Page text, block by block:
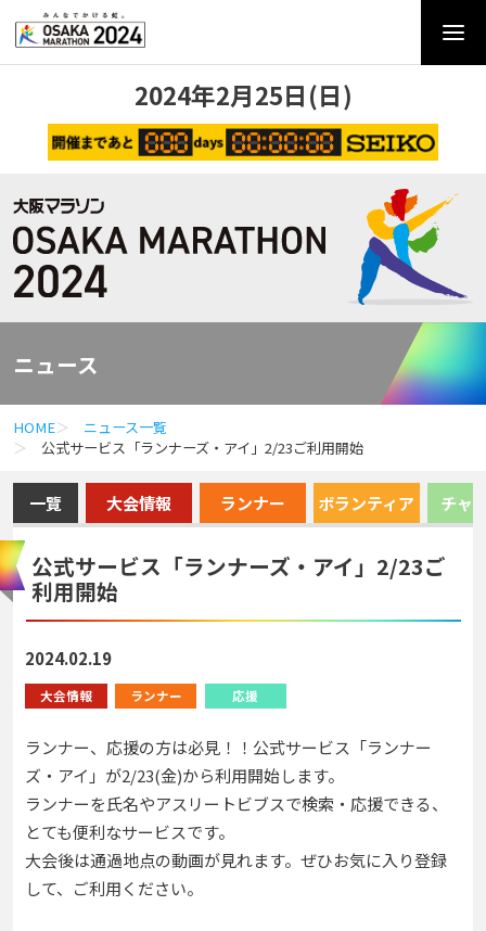
2024年2月25日(日)
ニュース
HOME
ニュース一覧
公式サービス「ランナーズ・アイ」2/23ご利用開始
一覽 大会情報 ランナー ボランティア チャ
公式サービス「ランナーズ・アイ」2/23ご
利用開始
2024.02.19
大会情報 ランナー 応援
ランナー、応援の方は必見！！公式サービス「ランナー
ズ・アイ」が2/23(金)から利用開始します。
ランナーを氏名やアスリートビブスで検索・応援できる、
とても便利なサービスです。
大会後は通過地点の動画が見れます。ぜひお気に入り登録
して、ご利用ください。